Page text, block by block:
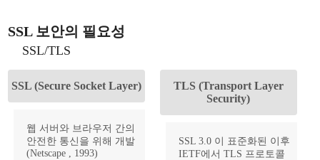
SSL 보안의 필요성
SSL/TLS
SSL (Secure Socket Layer)
웹 서버와 브라우저 간의
안전한 통신을 위해 개발
(Netscape , 1993)
TLS (Transport Layer
Security)
SSL 3.0 이 표준화된 이후
IETF에서 TLS 프로토콜